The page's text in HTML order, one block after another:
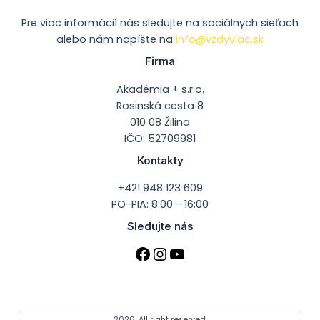
Pre viac informácií nás sledujte na sociálnych sieťach
alebo nám napíšte na info@vzdyviac.sk
Firma
Akadémia + s.r.o.
Rosinská cesta 8
010 08 Žilina
IČO: 52709981
Kontakty
+421 948 123 609
PO-PIA: 8:00 - 16:00
Sledujte nás